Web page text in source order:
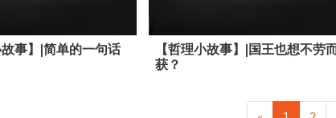
故事】|简单的一句话
【哲理小故事】|国王也想不劳
获？